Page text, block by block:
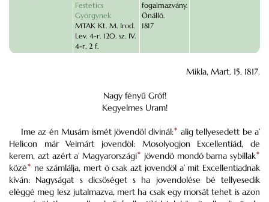
Festetics
Györgynek
MTAK Kt. M. Irod.
Lev. 4-r. 120. sz. IV.
4-r, 2 f.
fogalmazvány.
Önálló.
1817
Mikla, Mart. 15. 1817.
Nagy fényű Gróf!
Kegyelmes Uram!
Ime az én Musám ismét jövendöl divinál:* alig tellyesedett be a’
Helicon már Veimárt jovendöl: Mosolyogjon Excellentiád, de
kerem, azt azért a’ Magyarországi* jövendö mondó barna sybillak*
közé*
ne számlálja, mert ö csak azt jovendöl a’ mit Excellentiadnak
kíván: Nagyságat s dicsöséget s ha jovendolése bé tellyesedik
eléggé meg lesz jutalmazva, mert ha csak egy morsát tehet is azon